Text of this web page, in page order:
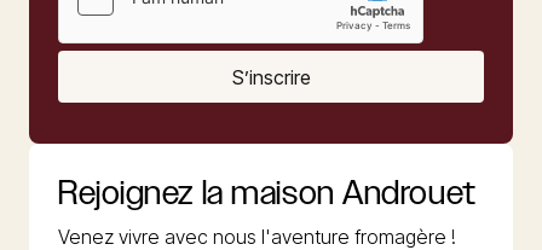
S’inscrire
Rejoignez la maison Androuet
Venez vivre avec nous l'aventure fromagère !